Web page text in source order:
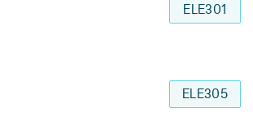
ELE301
ELE305